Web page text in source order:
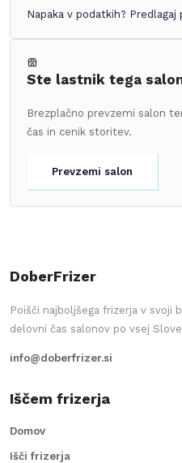
Napaka v podatkih? Predlagaj
Ste lastnik tega
Brezplačno prevzemi salon
čas in cenik storitev.
Prevzemi salon
DoberFrizer
Poišči najboljšega frizerja v svoji
delovni čas salonov po vsej
info@doberfrizer.si
Iščem frizerja
Domov
Išči frizerja